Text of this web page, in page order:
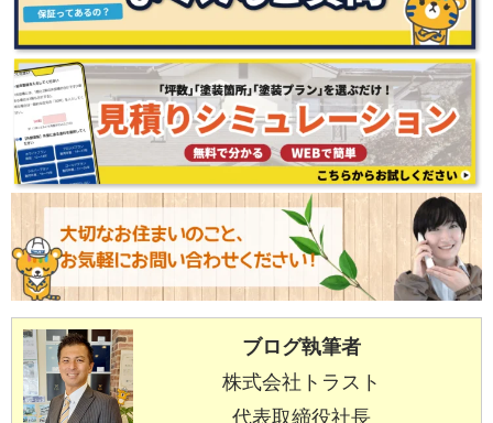
ブログ執筆者
株式会社トラスト
代表取締役社長